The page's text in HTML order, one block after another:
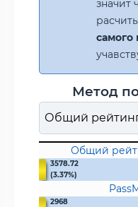
значит
самого
Метод
Общий
3578.72
(3.37%)
2968